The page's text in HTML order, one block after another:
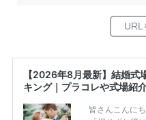
【2026年8月最新】結婚式
キング｜プラコレや式場紹
皆さんこんに